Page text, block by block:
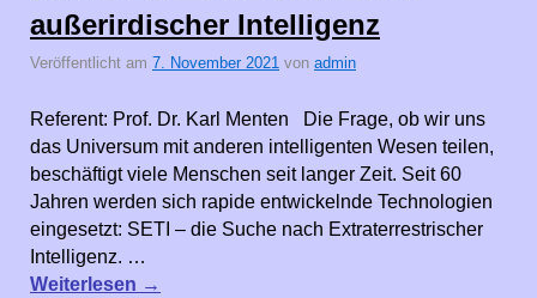
außerirdischer Intelligenz
Veröffentlicht am 7. November 2021 von admin
Referent: Prof. Dr. Karl Menten Die Frage, ob wir uns
das Universum mit anderen intelligenten Wesen teilen,
beschäftigt viele Menschen seit langer Zeit. Seit 60
Jahren werden sich rapide entwickelnde Technologien
eingesetzt: SETI – die Suche nach Extraterrestrischer
Intelligenz. …
Weiterlesen →